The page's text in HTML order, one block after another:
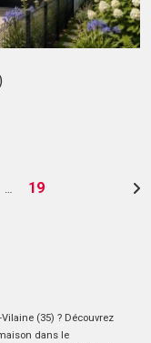
19
(35) ? Découvrez
dans le